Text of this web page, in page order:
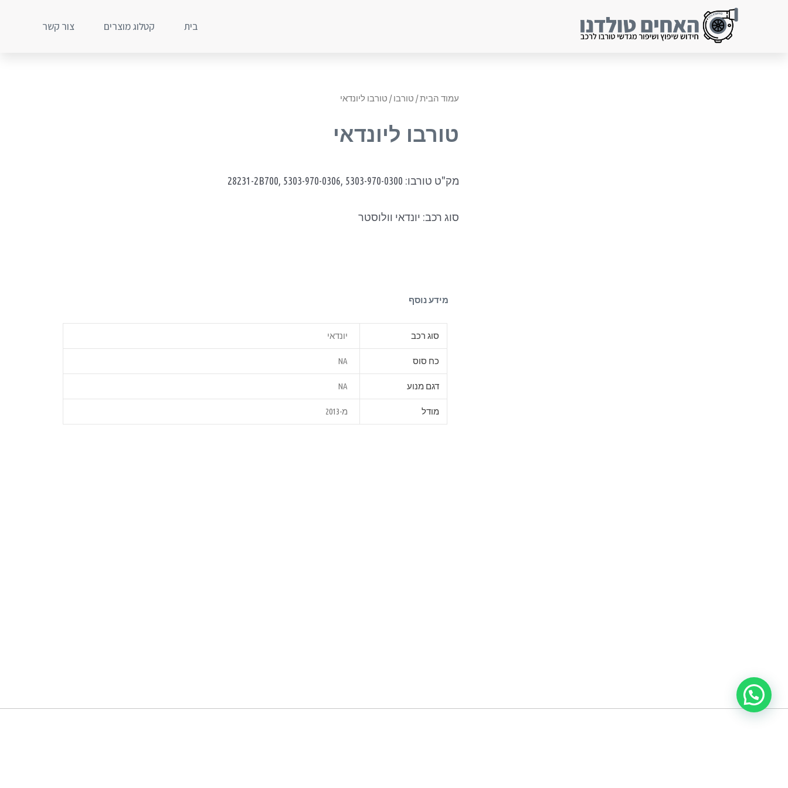
בית קטלוג מוצרים צור קשר
עמוד הבית/ טורבו/ טורבו ליונדאי
טורבו ליונדאי
מק"ט טורבו: 28231-2B700, 5303-970-0306, 5303-970-0300
סוג רכב: יונדאי וולוסטר
מידע נוסף
סוג רכב יונדאי
כח סוס NA
דגם מנוע NA
מודל מ-2013